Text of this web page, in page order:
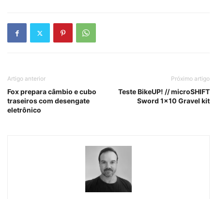
Artigo anterior
Fox prepara câmbio e cubo
traseiros com desengate
eletrônico
Próximo artigo
Teste BikeUP! // microSHIFT
Sword 1×10 Gravel kit